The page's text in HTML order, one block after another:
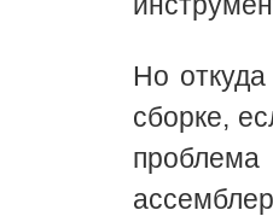
Но
сборке,